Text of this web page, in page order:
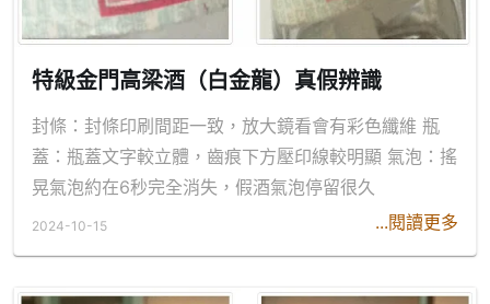
特級金門高梁酒（白金龍）真假辨識
封條：封條印刷間距一致，放大鏡看會有彩色纖維 瓶
蓋：瓶蓋文字較立體，齒痕下方壓印線較明顯 氣泡：搖
晃氣泡約在6秒完全消失，假酒氣泡停留很久
...閱讀更多
2024-10-15